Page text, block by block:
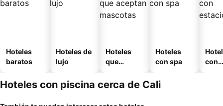
Hoteles
baratos
Hoteles de
lujo
Hoteles
que
mascotas
Hoteles
con spa
con
Hoteles con piscina cerca de Cali